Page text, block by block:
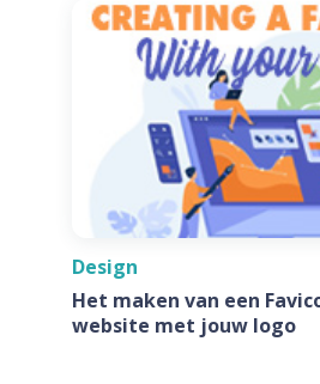
Design
Het maken van een
website met jouw logo